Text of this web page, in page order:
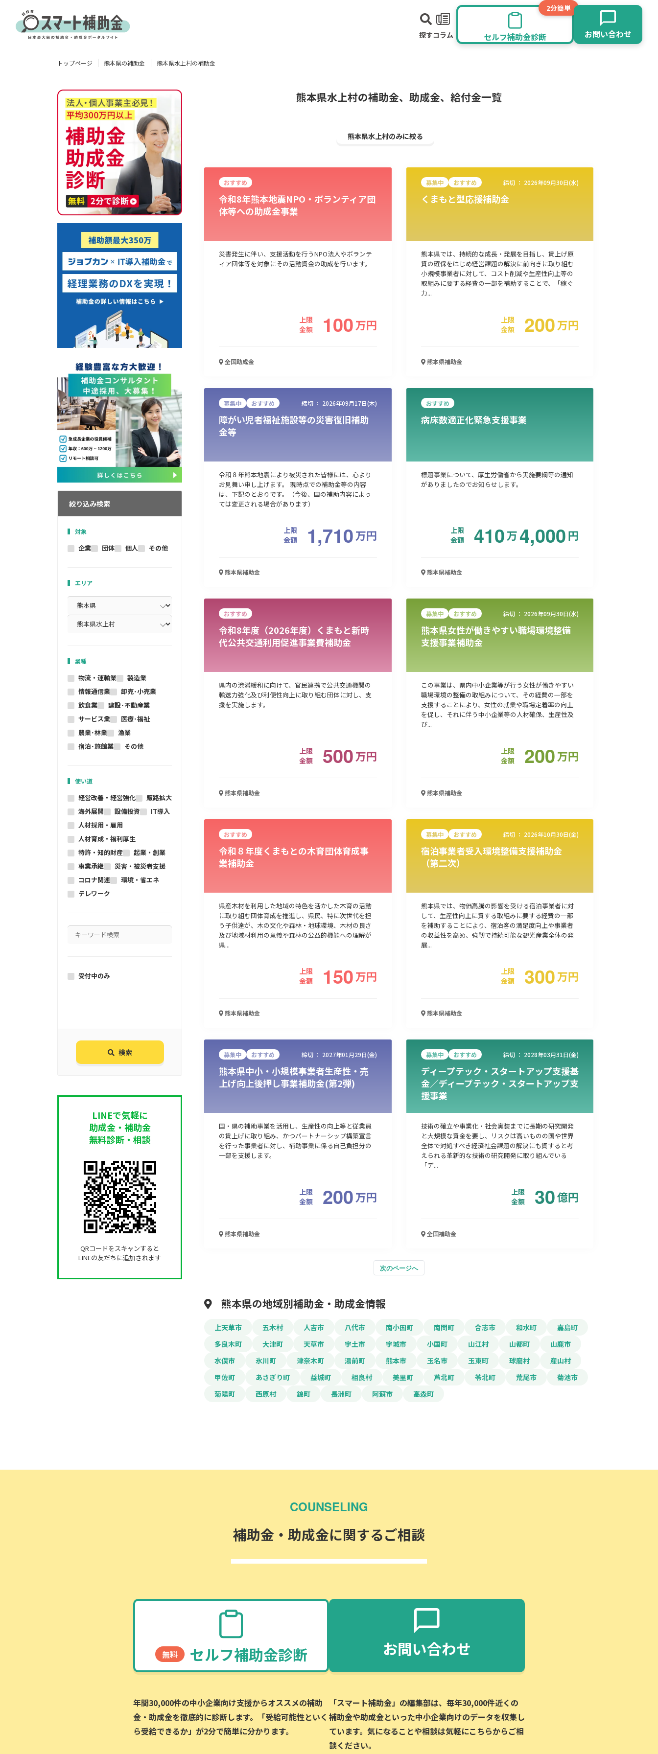
探すコラム
2分簡単
セルフ補助金診断 お問い合わせ
製造業 情報通信業 卸売･小売業 建設･不動産業 サービス業 医療･福祉 農業･林業 宿泊･旅館業 その他
販路拡大 海外展開
トップページ 熊本県の補助金 熊本県水上村の補助金
絞り込み検索
対象
企業 団体 個人 その他
エリア
業種
物流・運輸業
製造業
情報通信業
卸売･小売業
飲食業
建設･不動産業
サービス業
医療･福祉
農業･林業
漁業
宿泊･旅館業
その他
使い道
経営改善・経営強化
販路拡大
海外展開
設備投資
IT導入
人材採用・雇用
人材育成・福利厚生
特許・知的財産
起業・創業
事業承継
災害・被災者支援
コロナ関連
環境・省エネ
テレワーク
受付中のみ
検索
LINEで気軽に
助成金・補助金
無料診断・相談
QRコードをスキャンすると
LINEの友だちに追加されます
熊本県水上村の補助金、助成金、給付金一覧
熊本県水上村のみに絞る
おすすめ
令和8年熊本地震NPO・ボランティア団
体等への助成金事業
災害発生に伴い、支援活動を行うNPO法人やボランテ
ィア団体等を対象にその活動資金の助成を行います。
上限
金額
100万円
全国助成金
募集中 おすすめ 締切 ： 2026年09月30日(水)
くまもと型応援補助金
熊本県では、持続的な成長・発展を目指し、賃上げ原
資の確保をはじめ経営課題の解決に前向きに取り組む
小規模事業者に対して、コスト削減や生産性向上等の
取組みに要する経費の一部を補助することで、「稼ぐ
力...
上限
金額
200万円
熊本県補助金
募集中 おすすめ 締切 ： 2026年09月17日(木)
障がい児者福祉施設等の災害復旧補助
金等
令和８年熊本地震により被災された皆様には、心より
お見舞い申し上げます。 現時点での補助金等の内容
は、下記のとおりです。（今後、国の補助内容によっ
ては変更される場合があります）
上限
金額
1,710万円
熊本県補助金
おすすめ
病床数適正化緊急支援事業
標題事業について、厚生労働省から実施要綱等の通知
がありましたのでお知らせします。
上限
金額
410万4,000円
熊本県補助金
おすすめ
令和8年度（2026年度）くまもと新時
代公共交通利用促進事業費補助金
県内の渋滞緩和に向けて、官民連携で公共交通機関の
輸送力強化及び利便性向上に取り組む団体に対し、支
援を実施します。
上限
金額
500万円
熊本県補助金
募集中 おすすめ 締切 ： 2026年09月30日(水)
熊本県女性が働きやすい職場環境整備
支援事業補助金
この事業は、県内中小企業等が行う女性が働きやすい
職場環境の整備の取組みについて、その経費の一部を
支援することにより、女性の就業や職場定着率の向上
を促し、それに伴う中小企業等の人材確保、生産性及
び...
上限
金額
200万円
熊本県補助金
おすすめ
令和８年度くまもとの木育団体育成事
業補助金
県産木材を利用した地域の特色を活かした木育の活動
に取り組む団体育成を推進し、県民、特に次世代を担
う子供達が、木の文化や森林・地球環境、木材の良さ
及び地域材利用の意義や森林の公益的機能への理解が
県...
上限
金額
150万円
熊本県補助金
募集中 おすすめ 締切 ： 2026年10月30日(金)
宿泊事業者受入環境整備支援補助金
（第二次）
熊本県では、物価高騰の影響を受ける宿泊事業者に対
して、生産性向上に資する取組みに要する経費の一部
を補助することにより、宿泊客の満足度向上や事業者
の収益性を高め、強靭で持続可能な観光産業全体の発
展...
上限
金額
300万円
熊本県補助金
募集中 おすすめ 締切 ： 2027年01月29日(金)
熊本県中小・小規模事業者生産性・売
上げ向上後押し事業補助金(第2弾)
国・県の補助事業を活用し、生産性の向上等と従業員
の賃上げに取り組み、かつパートナーシップ構築宣言
を行った事業者に対し、補助事業に係る自己負担分の
一部を支援します。
上限
金額
200万円
熊本県補助金
募集中 おすすめ 締切 ： 2028年03月31日(金)
ディープテック・スタートアップ支援基
金／ディープテック・スタートアップ支
援事業
技術の確立や事業化・社会実装までに長期の研究開発
と大規模な資金を要し、リスクは高いものの国や世界
全体で対処すべき経済社会課題の解決にも資すると考
えられる革新的な技術の研究開発に取り組んでいる
「デ...
上限
金額
30億円
全国補助金
次のページへ
熊本県の地域別補助金・助成金情報
上天草市 五木村 人吉市 八代市 南小国町 南関町 合志市 和水町
嘉島町
多良木町
大津町 天草市 宇土市 宇城市 小国町 山江村 山都町
山鹿市
水俣市
氷川町 津奈木町 湯前町 熊本市 玉名市 玉東町 球磨村
産山村
甲佐町
あさぎり町 益城町 相良村 美里町 芦北町 苓北町 荒尾市
菊池市
菊陽町
西原村 錦町 長洲町 阿蘇市 高森町
COUNSELING
補助金・助成金に関するご相談
無料 セルフ補助金診断
年間30,000件の中小企業向け支援からオススメの補助
金・助成金を徹底的に診断します。「受給可能性といく
ら受給できるか」が2分で簡単に分かります。
お問い合わせ
「スマート補助金」の編集部は、毎年30,000件近くの
補助金や助成金といった中小企業向けのデータを収集し
ています。気になることや相談は気軽にこちらからご相
談ください。